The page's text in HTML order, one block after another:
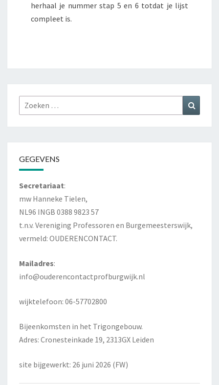
herhaal je nummer stap 5 en 6 totdat je lijst
compleet is.
Zoeken
naar:
GEGEVENS
Secretariaat:
mw Hanneke Tielen,
NL96 INGB 0388 9823 57
t.n.v. Vereniging Professoren en Burgemeesterswijk,
vermeld: OUDERENCONTACT.
Mailadres:
info@ouderencontactprofburgwijk.nl
wijktelefoon: 06-57702800
Bijeenkomsten in het Trigongebouw.
Adres: Cronesteinkade 19, 2313GX Leiden
site bijgewerkt: 26 juni 2026 (FW)